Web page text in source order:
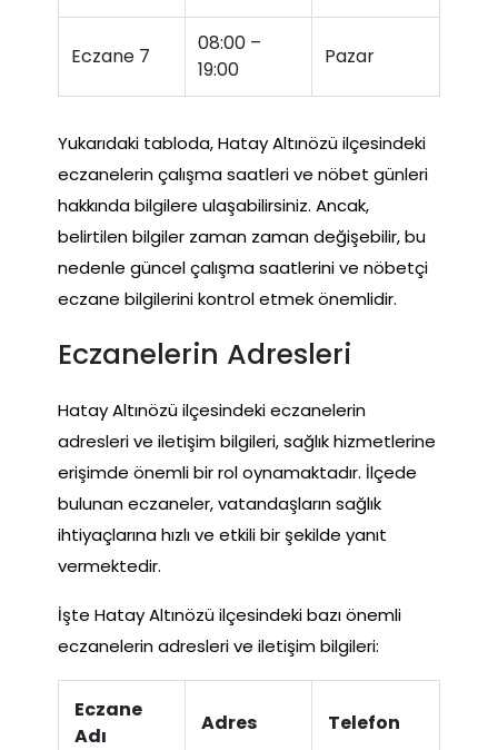
Eczane 7
08:00 –
19:00
Pazar
Yukarıdaki tabloda, Hatay Altınözü ilçesindeki
eczanelerin çalışma saatleri ve nöbet günleri
hakkında bilgilere ulaşabilirsiniz. Ancak,
belirtilen bilgiler zaman zaman değişebilir, bu
nedenle güncel çalışma saatlerini ve nöbetçi
eczane bilgilerini kontrol etmek önemlidir.
Eczanelerin Adresleri
Hatay Altınözü ilçesindeki eczanelerin
adresleri ve iletişim bilgileri, sağlık hizmetlerine
erişimde önemli bir rol oynamaktadır. İlçede
bulunan eczaneler, vatandaşların sağlık
ihtiyaçlarına hızlı ve etkili bir şekilde yanıt
vermektedir.
İşte Hatay Altınözü ilçesindeki bazı önemli
eczanelerin adresleri ve iletişim bilgileri:
Eczane
Adı
Adres Telefon